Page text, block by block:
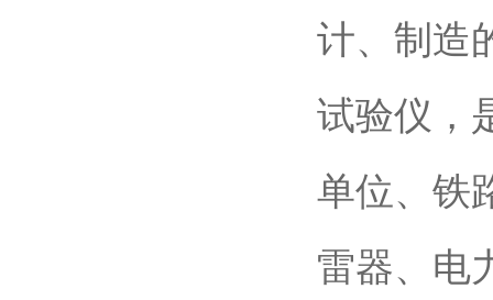
计、制造
试验仪，
单位、铁
雷器、电